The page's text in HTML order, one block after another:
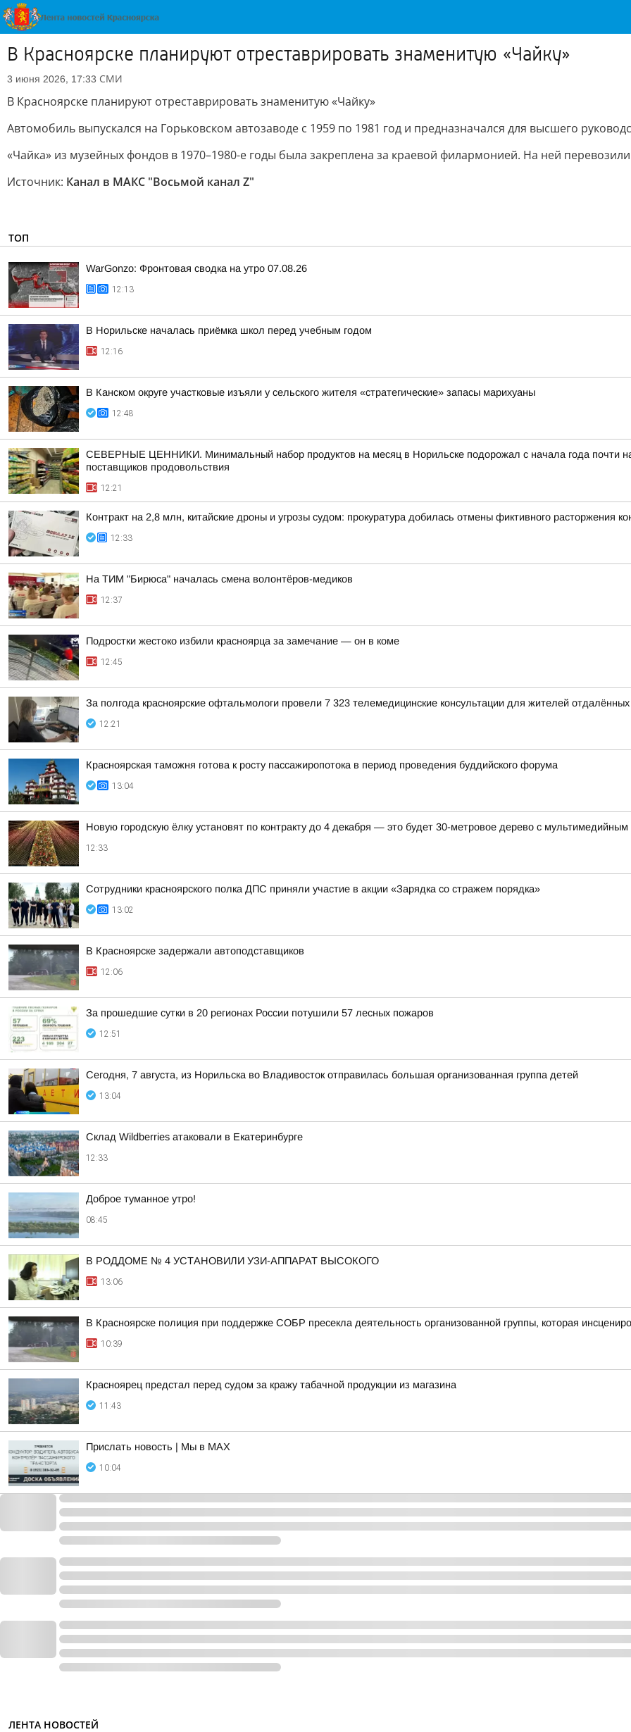
В Красноярске планируют отреставрировать знаменитую «Чайку»
3 июня 2026, 17:33 СМИ
В Красноярске планируют отреставрировать знаменитую «Чайку»
Автомобиль выпускался на Горьковском автозаводе с 1959 по 1981 год и предназначался для высшего
«Чайка» из музейных фондов в 1970–1980-е годы была закреплена за краевой филармонией. На ней
Источник: Канал в МАКС "Восьмой канал Z"
ТОП
WarGonzo: Фронтовая сводка на утро 07.08.26
12:13
В Норильске началась приёмка школ перед учебным годом
12:16
В Канском округе участковые изъяли у сельского жителя «стратегические» запасы марихуаны
12:48
СЕВЕРНЫЕ ЦЕННИКИ. Минимальный набор продуктов на месяц в Норильске подорожал с начала года почти на
поставщиков продовольствия
12:21
Контракт на 2,8 млн, китайские дроны и угрозы судом: прокуратура добилась отмены фиктивного расторжения
12:33
На ТИМ "Бирюса" началась смена волонтёров-медиков
12:37
Подростки жестоко избили красноярца за замечание — он в коме
12:45
За полгода красноярские офтальмологи провели 7 323 телемедицинские консультации для жителей
12:21
Красноярская таможня готова к росту пассажиропотока в период проведения буддийского форума
13:04
Новую городскую ёлку установят по контракту до 4 декабря — это будет 30-метровое дерево с
12:33
Сотрудники красноярского полка ДПС приняли участие в акции «Зарядка со стражем порядка»
13:02
В Красноярске задержали автоподставщиков
12:06
За прошедшие сутки в 20 регионах России потушили 57 лесных пожаров
12:51
Сегодня, 7 августа, из Норильска во Владивосток отправилась большая организованная группа детей
13:04
Cклад Wildberries атаковали в Екатеринбурге
12:33
Доброе туманное утро!
08:45
В РОДДОМЕ № 4 УСТАНОВИЛИ УЗИ-АППАРАТ ВЫСОКОГО
13:06
В Красноярске полиция при поддержке СОБР пресекла деятельность организованной группы, которая
10:39
Красноярец предстал перед судом за кражу табачной продукции из магазина
11:43
Прислать новость | Мы в MAX
10:04
ЛЕНТА НОВОСТЕЙ